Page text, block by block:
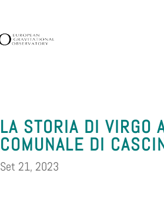
LA STORIA DI VIRGO
COMUNALE DI
Set 21, 2023